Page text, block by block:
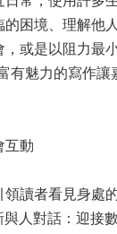
困境、理解他
或是以阻力最
有魅力的寫作讓
互動
讀者看見身處
人對話：迎接